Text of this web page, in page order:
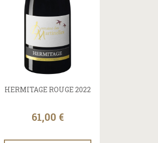
HERMITAGE ROUGE 2022
61,00 €